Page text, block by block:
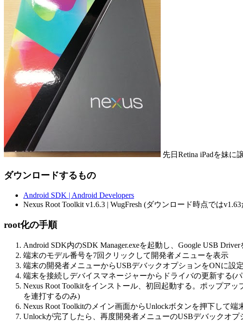
先日Retina iPadを妹に
ダウンロードするもの
Android SDK | Android Developers
Nexus Root Toolkit v1.6.3 | WugFresh (ダウンロード時点では
root化の手順
Android SDK内のSDK Manager.exeを起動し、Google USB
端末のモデル番号を7回クリックして開発者メニューを表示
端末の開発者メニューからUSBデバックオプションをONに設定
端末を接続しデバイスマネージャーからドライバの更新する(
Nexus Root Toolkitをインストール、初回起動する。ポップア
を連打するのみ)
Nexus Root Toolkitのメイン画面からUnlockボタンを押下して端
Unlockが完了したら、再度開発者メニューのUSBデバックオプ